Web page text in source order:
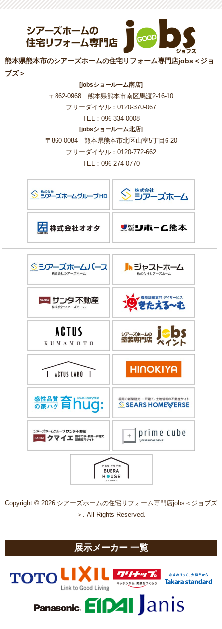
熊本県熊本市のシアーズホームの住宅リフォーム専門店jobs＜ジョ
ブズ＞
[jobsショールーム南店]
〒862-0968 熊本県熊本市南区馬渡2-16-10
フリーダイヤル：0120-370-067
TEL：096-334-0008
[jobsショールーム北店]
〒860-0084 熊本県熊本市北区山室5丁目6-20
フリーダイヤル：0120-772-662
TEL：096-274-0770
Copyright © 2026 シアーズホームの住宅リフォーム専門店jobs＜ジョブズ
＞. All Rights Reserved.
展示メーカー 一覧